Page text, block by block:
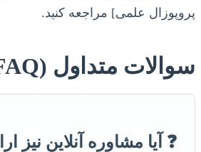
پروپوزال علمی] مراجعه کنید.
سوالات متداول (FAQ)
❓ آیا مشاوره آنلاین نیز